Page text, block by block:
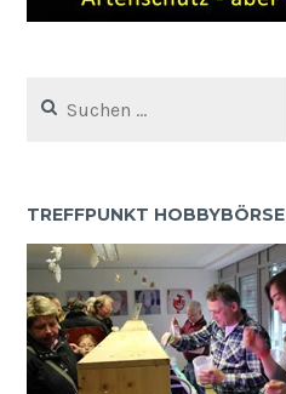
nach:
TREFFPUNKT HOBBYBÖRSE